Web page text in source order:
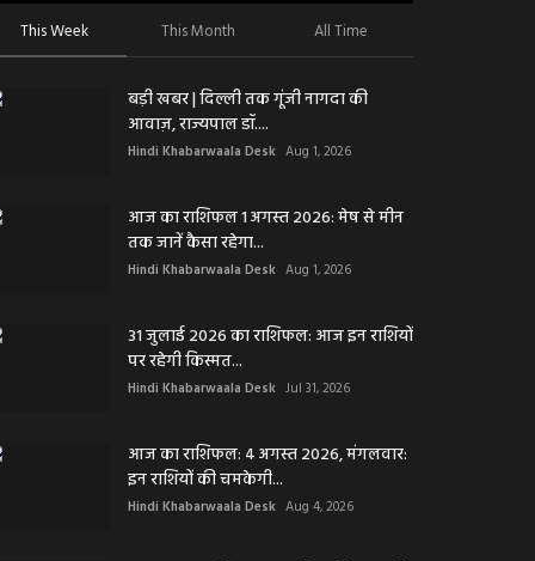
This Week This Month All Time
बड़ी खबर | दिल्ली तक गूंजी नागदा की
आवाज़, राज्यपाल डॉ....
Hindi Khabarwaala Desk Aug 1, 2026
आज का राशिफल 1 अगस्त 2026: मेष से मीन
तक जानें कैसा रहेगा...
Hindi Khabarwaala Desk Aug 1, 2026
31 जुलाई 2026 का राशिफल: आज इन राशियों
पर रहेगी किस्मत...
Hindi Khabarwaala Desk Jul 31, 2026
आज का राशिफल: 4 अगस्त 2026, मंगलवार:
इन राशियों की चमकेगी...
Hindi Khabarwaala Desk Aug 4, 2026